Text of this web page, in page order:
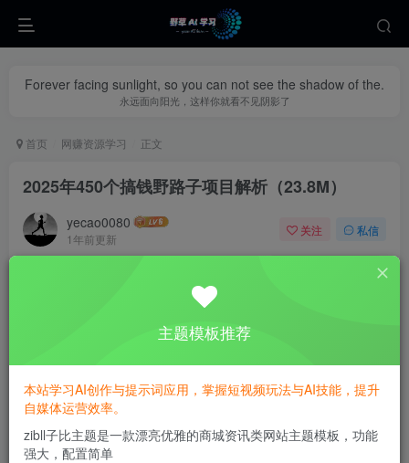
Forever facing sunlight, so you can not see the shadow of the.
永远面向阳光，这样你就看不见阴影了
首页 网赚资源学习 正文
2025年450个搞钱野路子项目解析（23.8M）
yecao0080
1年前更新
关注 私信
最新整理！450个独家搞钱路子，全网最全的赚钱项目合
集，适合副业创业、自由职业者、学生党、上班族，超多实
主题模板推荐
本站学习AI创作与提示词应用，掌握短视频玩法与AI技能，提升
自媒体运营效率。
zibll子比主题是一款漂亮优雅的商城资讯类网站主题模板，功能
强大，配置简单